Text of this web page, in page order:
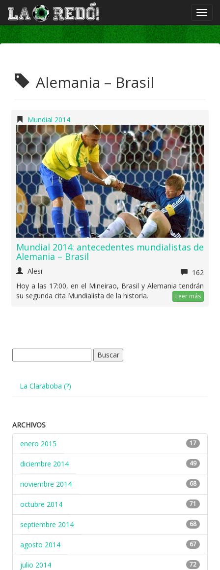
Alemania – Brasil
Mundial 2014
Mundial 2014: antecedentes mundialistas de
Alemania – Brasil
Alesi
162
Hoy a las 17:00, en el Mineirao, Brasil y Alemania tendrán
su segunda cita Mundialista de la historia.
Leer más
La Claraboba (?)
ARCHIVOS
enero 2015
17
diciembre 2014 49
noviembre 2014 68
octubre 2014 71
septiembre 2014 68
agosto 2014 67
julio 2014 72